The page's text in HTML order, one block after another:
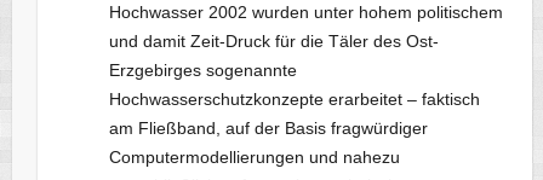
Hochwasser 2002 wurden unter hohem politischem
und damit Zeit-Druck für die Täler des Ost-
Erzgebirges sogenannte
Hochwasserschutzkonzepte erarbeitet – faktisch
am Fließband, auf der Basis fragwürdiger
Computermodellierungen und nahezu